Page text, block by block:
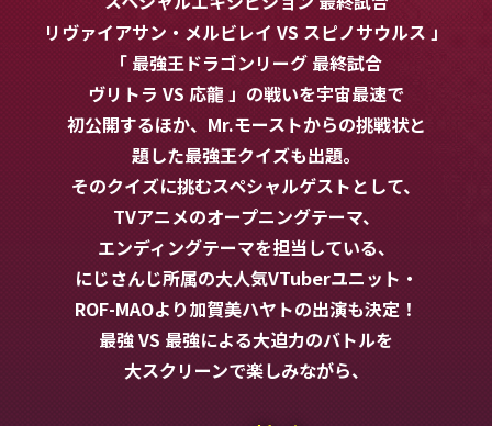
リヴァイアサン・メルビレイ VS スピノサウルス 」
「 最強王ドラゴンリーグ 最終試合
ヴリトラ VS 応龍 」の戦いを宇宙最速で
初公開するほか、 Mr.モーストからの挑戦状と
題した最強王クイズも出題。
そのクイズに挑むスペシャルゲストとして、
TVアニメのオープニングテーマ、
エンディングテーマを担当している、
にじさんじ所属の大人気VTuberユニット・
ROF-MAOより加賀美ハヤトの出演も決定！
最強 VS 最強による大迫力のバトルを
大スクリーンで楽しみながら、